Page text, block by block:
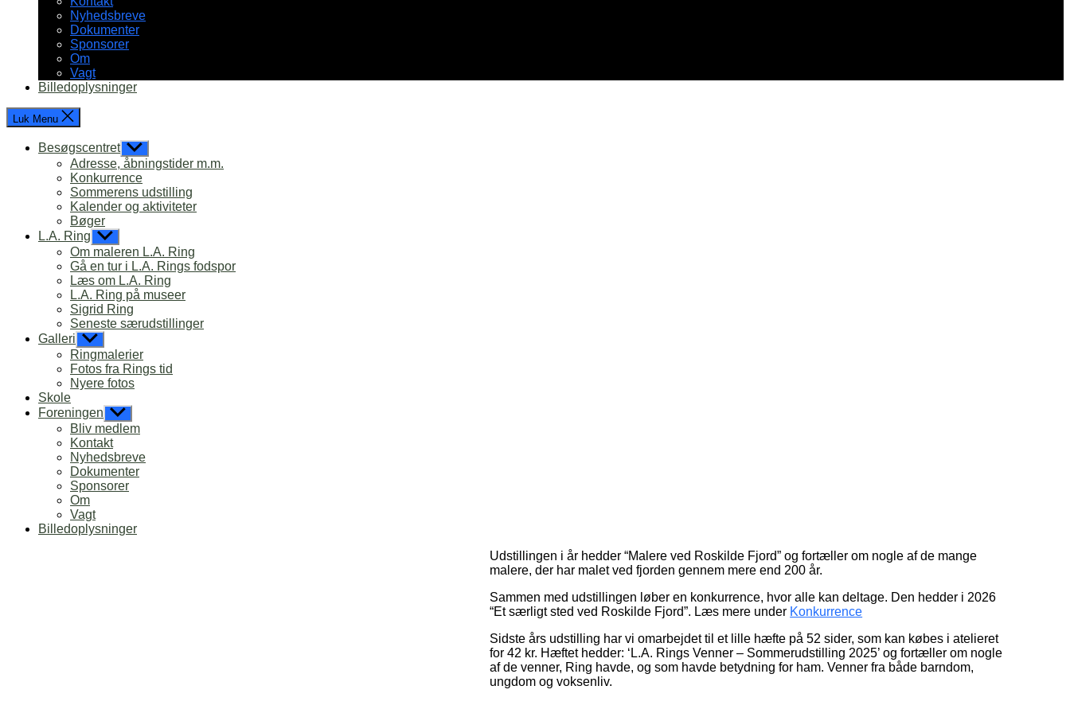
Nyhedsbreve
Dokumenter
Sponsorer
Om
Vagt
Billedoplysninger
Luk Menu
Besøgscentret Vis
undermenu
Adresse, åbningstider m.m.
Konkurrence
Sommerens udstilling
Kalender og aktiviteter
Bøger
L.A. Ring Vis
undermenu
Om maleren L.A. Ring
Gå en tur i L.A. Rings fodspor
Læs om L.A. Ring
L.A. Ring på museer
Sigrid Ring
Seneste særudstillinger
Galleri Vis
undermenu
Ringmalerier
Fotos fra Rings tid
Nyere fotos
Skole
Foreningen Vis
undermenu
Bliv medlem
Kontakt
Nyhedsbreve
Dokumenter
Sponsorer
Om
Vagt
Billedoplysninger
Udstillingen i år hedder “Malere ved Roskilde Fjord” og fortæller om nogle af de mange
malere, der har malet ved fjorden gennem mere end 200 år.
Sammen med udstillingen løber en konkurrence, hvor alle kan deltage. Den hedder i 2026
“Et særligt sted ved Roskilde Fjord”. Læs mere under Konkurrence
Sidste års udstilling har vi omarbejdet til et lille hæfte på 52 sider, som kan købes i atelieret
for 42 kr. Hæftet hedder: ‘L.A. Rings Venner – Sommerudstilling 2025’ og fortæller om nogle
af de venner, Ring havde, og som havde betydning for ham. Venner fra både barndom,
ungdom og voksenliv.